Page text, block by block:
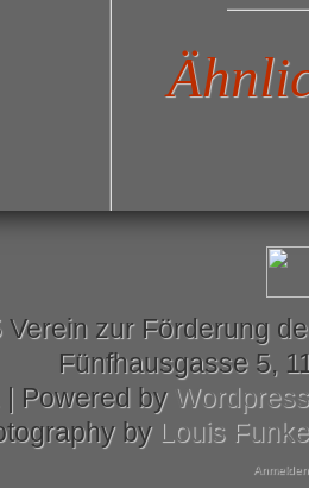
Verein zur Förderung
Fünfhausgasse 5,
| Powered by Wordpress
by Louis Funke
Anmelden